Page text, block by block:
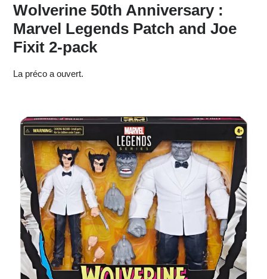
Wolverine 50th Anniversary :
Marvel Legends Patch and Joe
Fixit 2-pack
La préco a ouvert.